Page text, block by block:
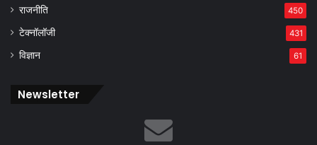
राजनीति 450
टेक्नॉलॉजी 431
विज्ञान 61
Newsletter